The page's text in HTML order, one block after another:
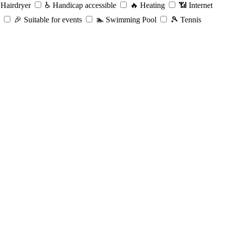
Hairdryer ♿️ Handicap accessible 🔥 Heating 📶 Internet
🎉 Suitable for events 🏊 Swimming Pool 🎾 Tennis